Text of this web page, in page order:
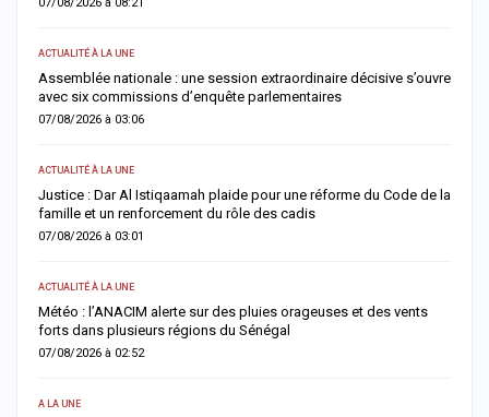
ACTUALITÉ À LA UNE
Assemblée nationale : une session extraordinaire décisive s’ouvre
avec six commissions d’enquête parlementaires
07/08/2026 à 03:06
ACTUALITÉ À LA UNE
Justice : Dar Al Istiqaamah plaide pour une réforme du Code de la
famille et un renforcement du rôle des cadis
07/08/2026 à 03:01
ACTUALITÉ À LA UNE
Météo : l’ANACIM alerte sur des pluies orageuses et des vents
forts dans plusieurs régions du Sénégal
07/08/2026 à 02:52
A LA UNE